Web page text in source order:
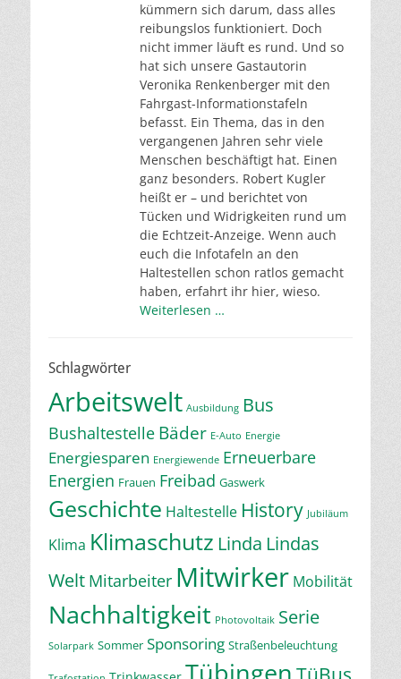
kümmern sich darum, dass alles
reibungslos funktioniert. Doch
nicht immer läuft es rund. Und so
hat sich unsere Gastautorin
Veronika Renkenberger mit den
Fahrgast-Informationstafeln
befasst. Ein Thema, das in den
vergangenen Jahren sehr viele
Menschen beschäftigt hat. Einen
ganz besonders. Robert Kugler
heißt er – und berichtet von
Tücken und Widrigkeiten rund um
die Echtzeit-Anzeige. Wenn auch
euch die Infotafeln an den
Haltestellen schon ratlos gemacht
haben, erfahrt ihr hier, wieso.
Weiterlesen …
Schlagwörter
Arbeitswelt Ausbildung Bus
Bushaltestelle Bäder E-Auto Energie
Energiesparen Energiewende Erneuerbare
Energien Frauen Freibad Gaswerk
Geschichte Haltestelle History Jubiläum
Klima Klimaschutz Linda Lindas
Welt Mitarbeiter Mitwirker Mobilität
Nachhaltigkeit Photovoltaik Serie
Solarpark Sommer Sponsoring Straßenbeleuchtung
Tübingen